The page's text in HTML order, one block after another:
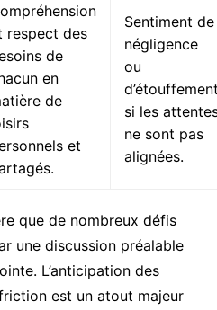
respect des
de
en
de
et
Sentiment de
négligence
ou
si les
ne sont pas
alignées.
que de nombreux défis
une discussion préalable
L’anticipation des
est un atout majeur